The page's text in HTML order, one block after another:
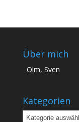
Über mich
Olm, Sven
Kategorien
Kategorien